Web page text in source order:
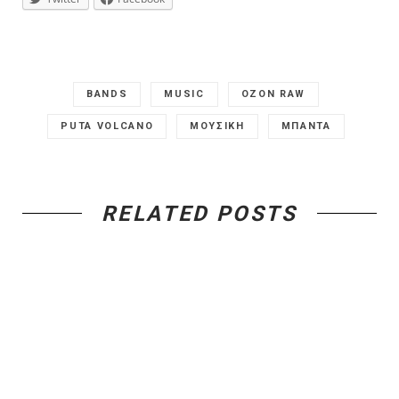
BANDS MUSIC OZON RAW
PUTA VOLCANO ΜΟΥΣΙΚΗ ΜΠΑΝΤΑ
RELATED POSTS